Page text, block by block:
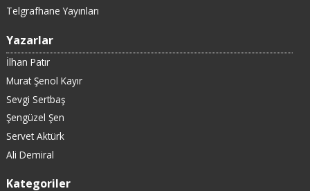
Telgrafhane Yayınları
Yazarlar
İlhan Patır
Murat Şenol Kayır
Sevgi Sertbaş
Şengüzel Şen
Servet Aktürk
Ali Demiral
Kategoriler